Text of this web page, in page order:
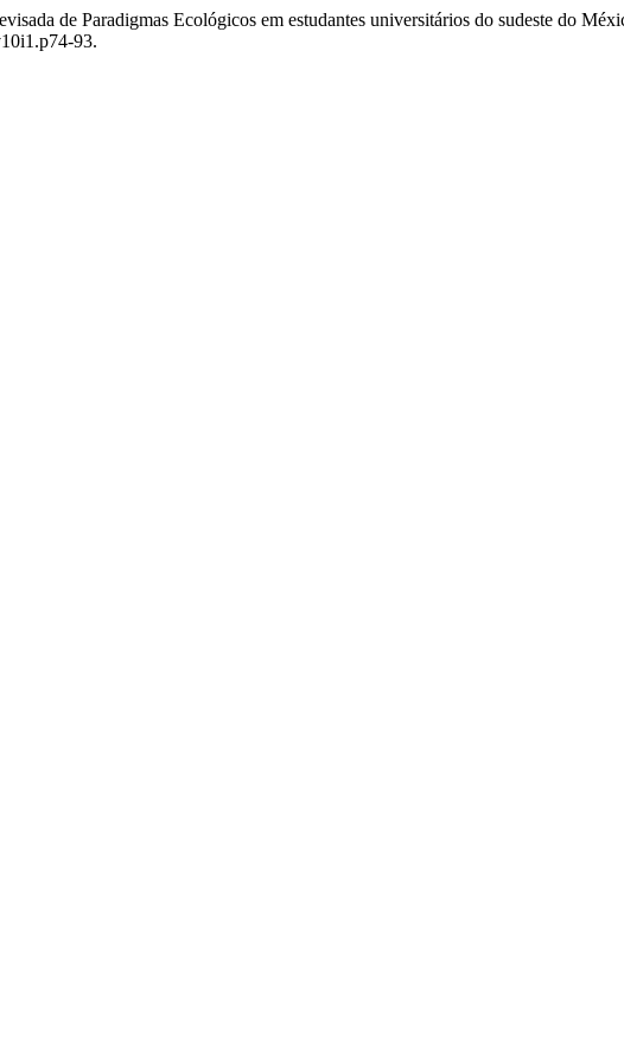
de Paradigmas Ecológicos em estudantes universitários do sudeste do
93.